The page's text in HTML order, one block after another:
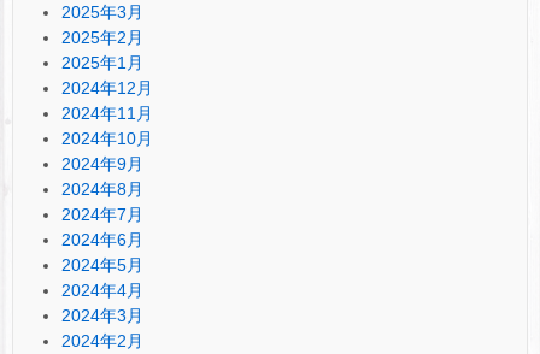
2025年3月
2025年2月
2025年1月
2024年12月
2024年11月
2024年10月
2024年9月
2024年8月
2024年7月
2024年6月
2024年5月
2024年4月
2024年3月
2024年2月